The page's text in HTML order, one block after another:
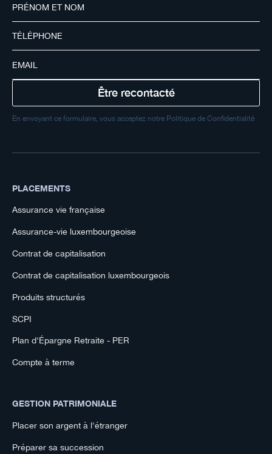
En envoyant ce formulaire, vous acceptez notre Politique de Confidentialité
PLACEMENTS
Assurance vie française
Assurance-vie luxembourgeoise
Contrat de capitalisation
Contrat de capitalisation luxembourgeois
Produits structurés
SCPI
Plan d'Épargne Retraite - PER
Compte à terme
GESTION PATRIMONIALE
Placer son argent à l'étranger
Préparer sa succession